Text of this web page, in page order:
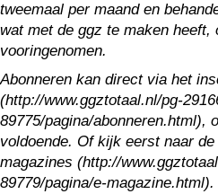
tweemaal per maand en
wat met de ggz te maken heeft,
vooringenomen.
Abonneren kan direct via het
(http://www.ggztotaal.nl/pg-
89775/pagina/abonneren.html),
voldoende. Of kijk eerst naar
magazines (http://
89779/pagina/e-magazine.html).